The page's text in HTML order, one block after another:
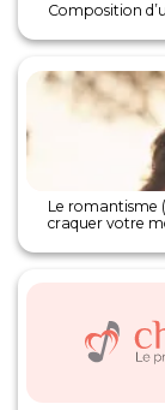
Composition
Le romantisme
craquer votre